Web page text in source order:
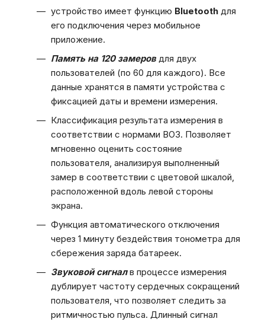
устройство имеет функцию Bluetooth для
его подключения через мобильное
приложение.
Память на 120 замеровдля двух
пользователей (по 60 для каждого). Все
данные хранятся в памяти устройства с
фиксацией даты и времени измерения.
Классификация результата измерения в
соответствии с нормами ВОЗ. Позволяет
мгновенно оценить состояние
пользователя, анализируя выполненный
замер в соответствии с цветовой шкалой,
расположенной вдоль левой стороны
экрана.
Функция автоматического отключения
через 1 минуту бездействия тонометра для
сбережения заряда батареек.
Звуковой сигналв процессе измерения
дублирует частоту сердечных сокращений
пользователя, что позволяет следить за
ритмичностью пульса. Длинный сигнал